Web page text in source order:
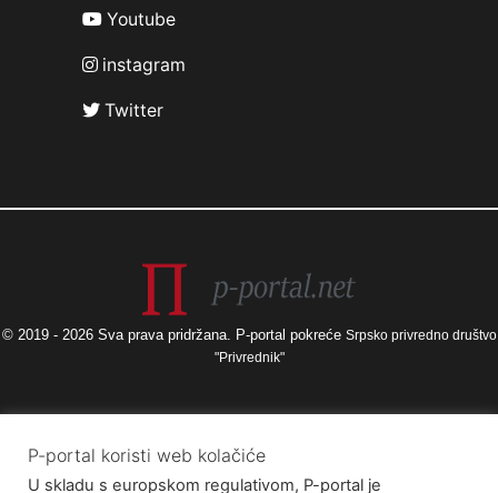
Youtube
instagram
Twitter
© 2019 - 2026 Sva prava pridržana. P-portal pokreće Srpsko privredno društvo
"Privrednik"
Izneseni stavovi i mišljenja samo su autorova i ne odražavaju nužno
službena stajališta Europske unije ili Europske komisije, kao ni stajališta
Agencije za elektroničke medije ni Ministarstva kulture i medija. Europska
P-portal koristi web kolačiće
U skladu s europskom regulativom, P-portal je